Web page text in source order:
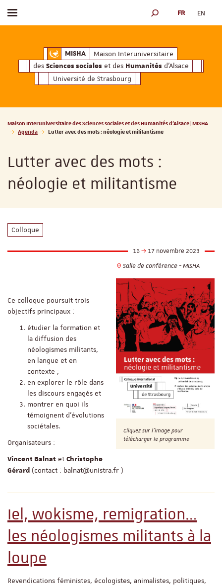
MISHAMaison Interuniversitaire des
Maison Interuniversitaire
des Sciences sociales et des Humanités d'Alsace
Université de Strasbourg
Afficher / masquer le menu MOTEUR DE
FR EN
Vous êtes ici :
Maison Interuniversitaire des Sciences sociales et des Humanités d'Alsace | MISHA
Agenda
Lutter avec des mots : néologie et militantisme
Lutter avec des mots :
néologie et militantisme
Colloque
16
17 novembre 2023
Salle de conférence - MISHA
Cliquez sur l'image pour
télécharger le programme
Ce colloque poursuit trois
objectifs principaux :
étudier la formation et
la diffusion des
néologismes militants,
en langue et en
contexte ;
en explorer le rôle dans
les discours engagés et
montrer en quoi ils
témoignent d’évolutions
sociétales.
Organisateurs :
Vincent Balnat et Christophe
Gérard (contact : balnat@unistra.fr )
Iel, wokisme, remigration…
les néologismes militants à la
loupe
Revendications féministes, écologistes, animalistes, politiques,